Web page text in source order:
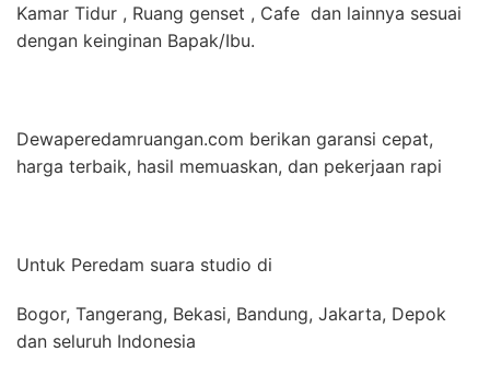
Kamar Tidur , Ruang genset , Cafe dan lainnya sesuai
dengan keinginan Bapak/Ibu.
Dewaperedamruangan.com berikan garansi cepat,
harga terbaik, hasil memuaskan, dan pekerjaan rapi
Untuk Peredam suara studio di
Bogor, Tangerang, Bekasi, Bandung, Jakarta, Depok
dan seluruh Indonesia